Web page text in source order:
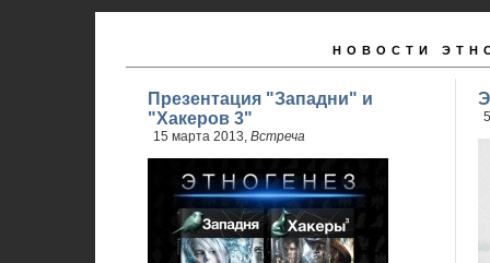
НОВОСТИ
Презентация "Западни" и
"Хакеров 3"
15 марта 2013, Встреча